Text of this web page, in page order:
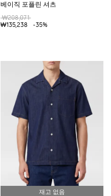
베이직 포플린 셔츠
₩208,071
₩135,238
-35%